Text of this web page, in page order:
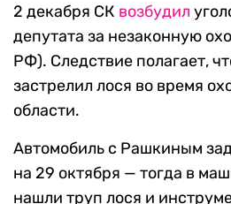
2 декабря СК возбудил
депутата за незаконную
РФ). Следствие полагает,
застрелил лося во время
области.
Автомобиль с Рашкиным
на 29 октября — тогда в
нашли труп лося и